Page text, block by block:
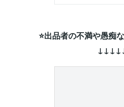
⭐出品者の不満や愚痴